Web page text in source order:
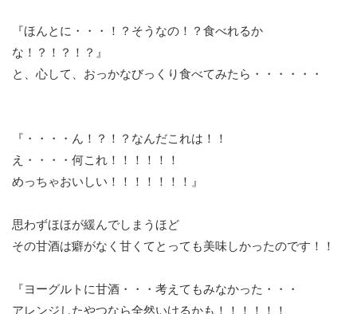
『ほんとに・・・！？そうなの！？食べれるか
な！？！？！？』
と、心して、おっかなびっくり食べてみたら・・・・・・
『・・・・ん！？！？なんだこれは！！
え・・・・何これ！！！！！！
めっちゃおいしい！！！！！！！』
思わずほほが緩んでしまうほど
その甘酒は癖がなく甘くてとっても美味しかったのです！！
『ヨーグルトに甘酒・・・考えてもみなかった・・・
アレンジしたやつなら全然いけるかも！！！！！！